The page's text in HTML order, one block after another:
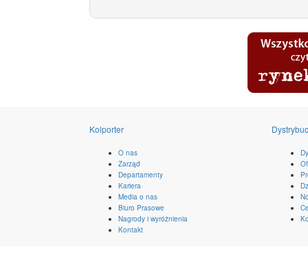
Kolporter
O nas
Zarząd
Departamenty
Kariera
Media o nas
Biuro Prasowe
Nagrody i wyróżnienia
Kontakt